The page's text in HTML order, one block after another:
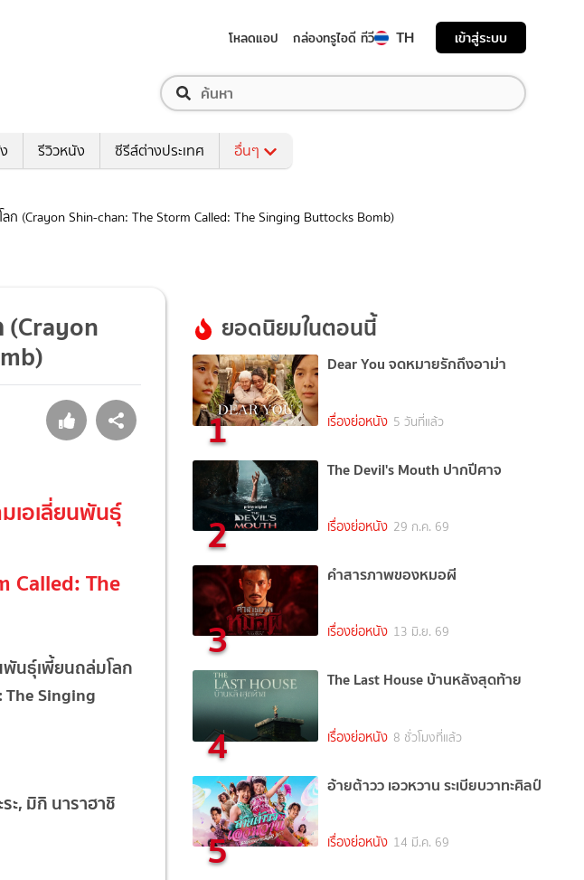
โหลดแอป กล่องทรูไอดี ทีวี TH เข้าสู่ระบบ
รีวิวหนัง ซีรีส์ต่างประเทศ อื่นๆ
(Crayon Shin-chan: The Storm Called: The Singing Buttocks Bomb)
(Crayon
เอเลี่ยนพันธุ์
Called: The
พันธุ์เพี้ยนถล่มโลก
The Singing
ะ, มิกิ นาราฮาชิ
ยอดนิยมในตอนนี้
1
Dear You จดหมายรักถึงอาม่า
เรื่องย่อหนัง 5 วันที่แล้ว
2
The Devil's Mouth ปากปีศาจ
เรื่องย่อหนัง 29 ก.ค. 69
3
คำสารภาพของหมอผี
เรื่องย่อหนัง 13 มิ.ย. 69
4
The Last House บ้านหลังสุดท้าย
เรื่องย่อหนัง 8 ชั่วโมงที่แล้ว
5
อ้ายต้าวว เอวหวาน ระเบียบวาทะศิลป์
เรื่องย่อหนัง 14 มี.ค. 69